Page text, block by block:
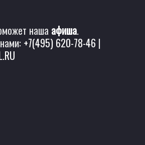
наша афиша.
+7(495) 620-78-46 |